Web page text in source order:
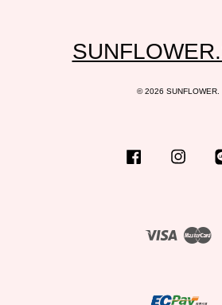
© 2026 SUNFLOWER.
Facebook
Visa